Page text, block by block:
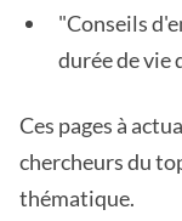
"Conseils
durée de vie
Ces pages à
chercheurs du
thématique.